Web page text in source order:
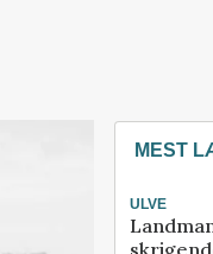
MEST
ULVE